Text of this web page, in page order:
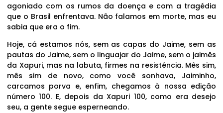
agoniado com os rumos da doença e com a tragédia
que o Brasil enfrentava. Não falamos em morte, mas eu
sabia que era o fim.
Hoje, cá estamos nós, sem as capas do Jaime, sem as
pautas do Jaime, sem o linguajar do Jaime, sem o jaimês
da Xapuri, mas na labuta, firmes na resistência. Mês sim,
mês sim de novo, como você sonhava, Jaiminho,
carcamos porva e, enfim, chegamos à nossa edição
número 100. E, depois da Xapuri 100, como era desejo
seu, a gente segue esperneando.